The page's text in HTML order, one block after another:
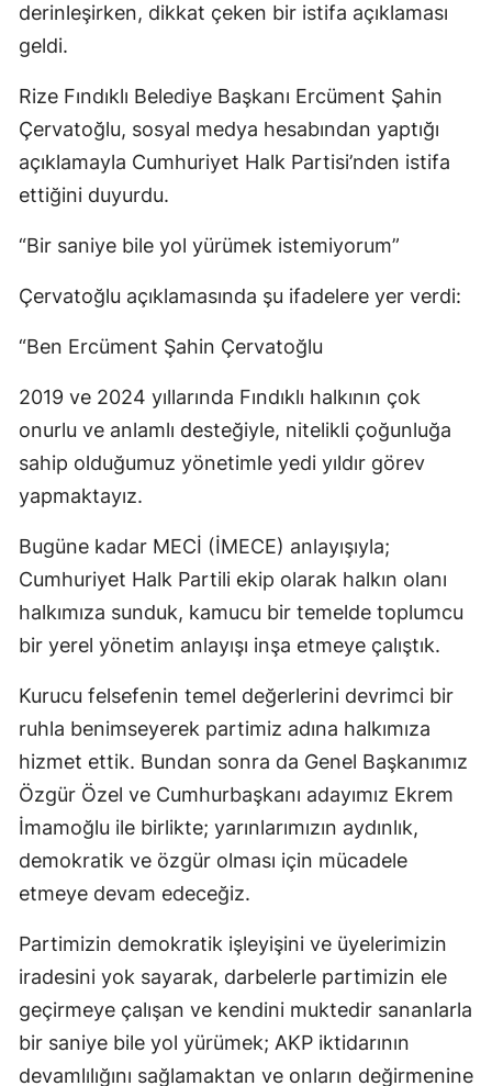
derinleşirken, dikkat çeken bir istifa açıklaması
geldi.
Rize Fındıklı Belediye Başkanı Ercüment Şahin
Çervatoğlu, sosyal medya hesabından yaptığı
açıklamayla Cumhuriyet Halk Partisi’nden istifa
ettiğini duyurdu.
“Bir saniye bile yol yürümek istemiyorum”
Çervatoğlu açıklamasında şu ifadelere yer verdi:
“Ben Ercüment Şahin Çervatoğlu
2019 ve 2024 yıllarında Fındıklı halkının çok
onurlu ve anlamlı desteğiyle, nitelikli çoğunluğa
sahip olduğumuz yönetimle yedi yıldır görev
yapmaktayız.
Bugüne kadar MECİ (İMECE) anlayışıyla;
Cumhuriyet Halk Partili ekip olarak halkın olanı
halkımıza sunduk, kamucu bir temelde toplumcu
bir yerel yönetim anlayışı inşa etmeye çalıştık.
Kurucu felsefenin temel değerlerini devrimci bir
ruhla benimseyerek partimiz adına halkımıza
hizmet ettik. Bundan sonra da Genel Başkanımız
Özgür Özel ve Cumhurbaşkanı adayımız Ekrem
İmamoğlu ile birlikte; yarınlarımızın aydınlık,
demokratik ve özgür olması için mücadele
etmeye devam edeceğiz.
Partimizin demokratik işleyişini ve üyelerimizin
iradesini yok sayarak, darbelerle partimizin ele
geçirmeye çalışan ve kendini muktedir sananlarla
bir saniye bile yol yürümek; AKP iktidarının
devamlılığını sağlamaktan ve onların değirmenine